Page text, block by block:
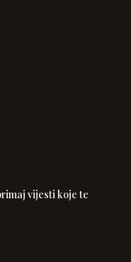
vijesti koje te